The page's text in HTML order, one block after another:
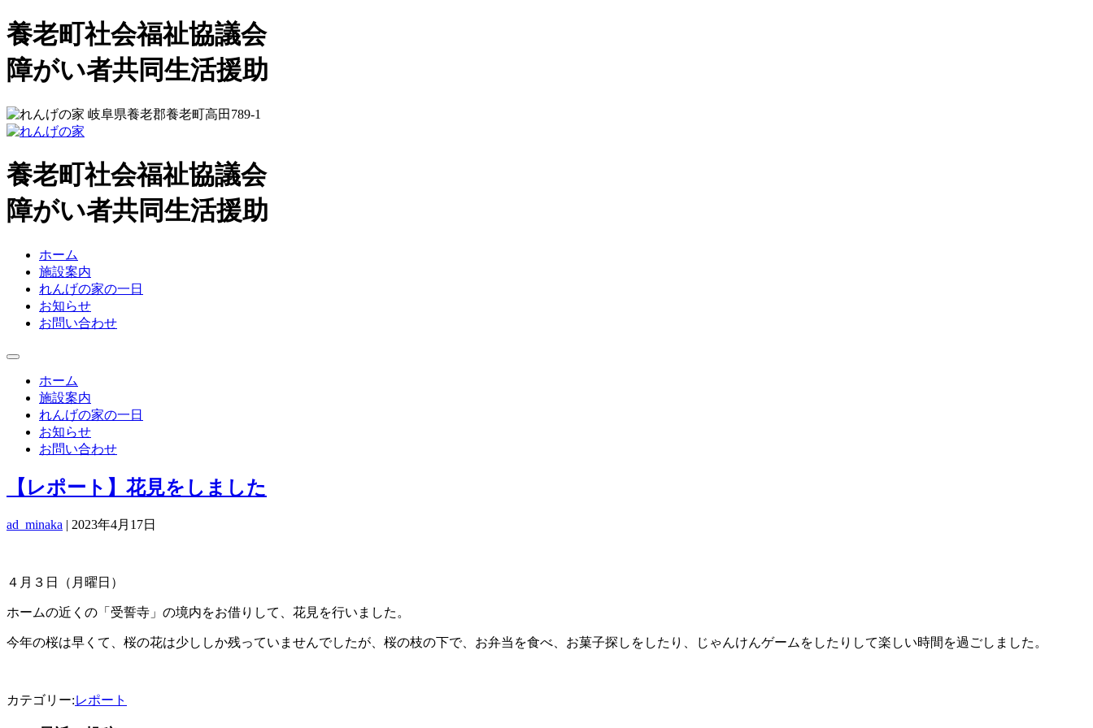
コ
ン
テ
ン
へ
ス
ッ
プ
養老町社会福祉協議会
障がい者共同生活援助
岐阜県養老郡養老町高田789-1
養老町社会福祉協議会
障がい者共同生活援助
ホーム
施設案内
れんげの家の一日
お知らせ
お問い合わせ
ホーム
施設案内
れんげの家の一日
お知らせ
お問い合わせ
【レポート】花見をしました
ad_minaka | 2023年4月17日
４月３日（月曜日）
ホームの近くの「受誓寺」の境内をお借りして、花見を行いました。
今年の桜は早くて、桜の花は少ししか残っていませんでしたが、桜の枝の下で、お弁当を食べ、お菓子探しをしたり、じゃんけんゲームをしたりして楽しい時間を過ごしました。
カテゴリー:レポート